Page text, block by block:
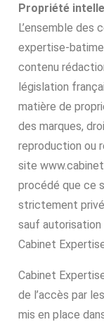
Propriété
L’ensemble des
expertise-
contenu
législation
matière de
des marques,
reproduction ou
site
procédé que ce
strictement
sauf
Cabinet
Cabinet
de l’accès par
mis en place